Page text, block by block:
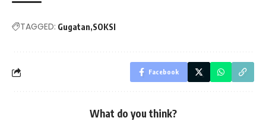
TAGGED: Gugatan SOKSI
Facebook
What do you think?